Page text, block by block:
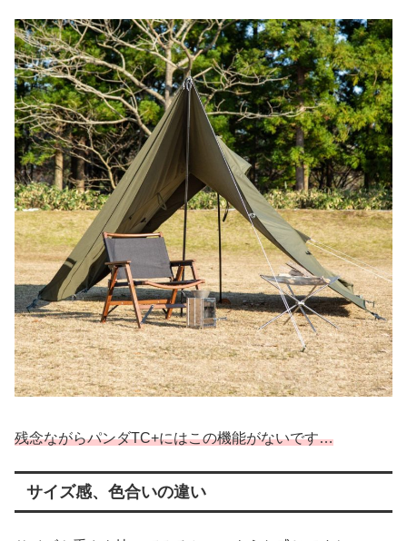
残念ながらパンダTC+にはこの機能がないです…
サイズ感、色合いの違い